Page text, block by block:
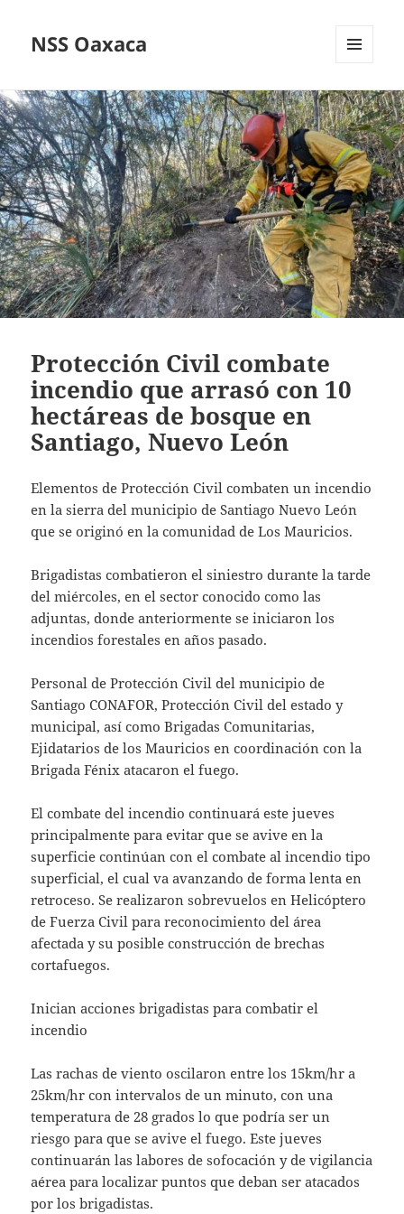
NSS Oaxaca
WIDGETS
Protección Civil combate
incendio que arrasó con 10
hectáreas de bosque en
Santiago, Nuevo León
Elementos de Protección Civil combaten un incendio
en la sierra del municipio de Santiago Nuevo León
que se originó en la comunidad de Los Mauricios.
Brigadistas combatieron el siniestro durante la tarde
del miércoles, en el sector conocido como las
adjuntas, donde anteriormente se iniciaron los
incendios forestales en años pasado.
Personal de Protección Civil del municipio de
Santiago CONAFOR, Protección Civil del estado y
municipal, así como Brigadas Comunitarias,
Ejidatarios de los Mauricios en coordinación con la
Brigada Fénix atacaron el fuego.
El combate del incendio continuará este jueves
principalmente para evitar que se avive en la
superficie continúan con el combate al incendio tipo
superficial, el cual va avanzando de forma lenta en
retroceso. Se realizaron sobrevuelos en Helicóptero
de Fuerza Civil para reconocimiento del área
afectada y su posible construcción de brechas
cortafuegos.
Inician acciones brigadistas para combatir el
incendio
Las rachas de viento oscilaron entre los 15km/hr a
25km/hr con intervalos de un minuto, con una
temperatura de 28 grados lo que podría ser un
riesgo para que se avive el fuego. Este jueves
continuarán las labores de sofocación y de vigilancia
aérea para localizar puntos que deban ser atacados
por los brigadistas.